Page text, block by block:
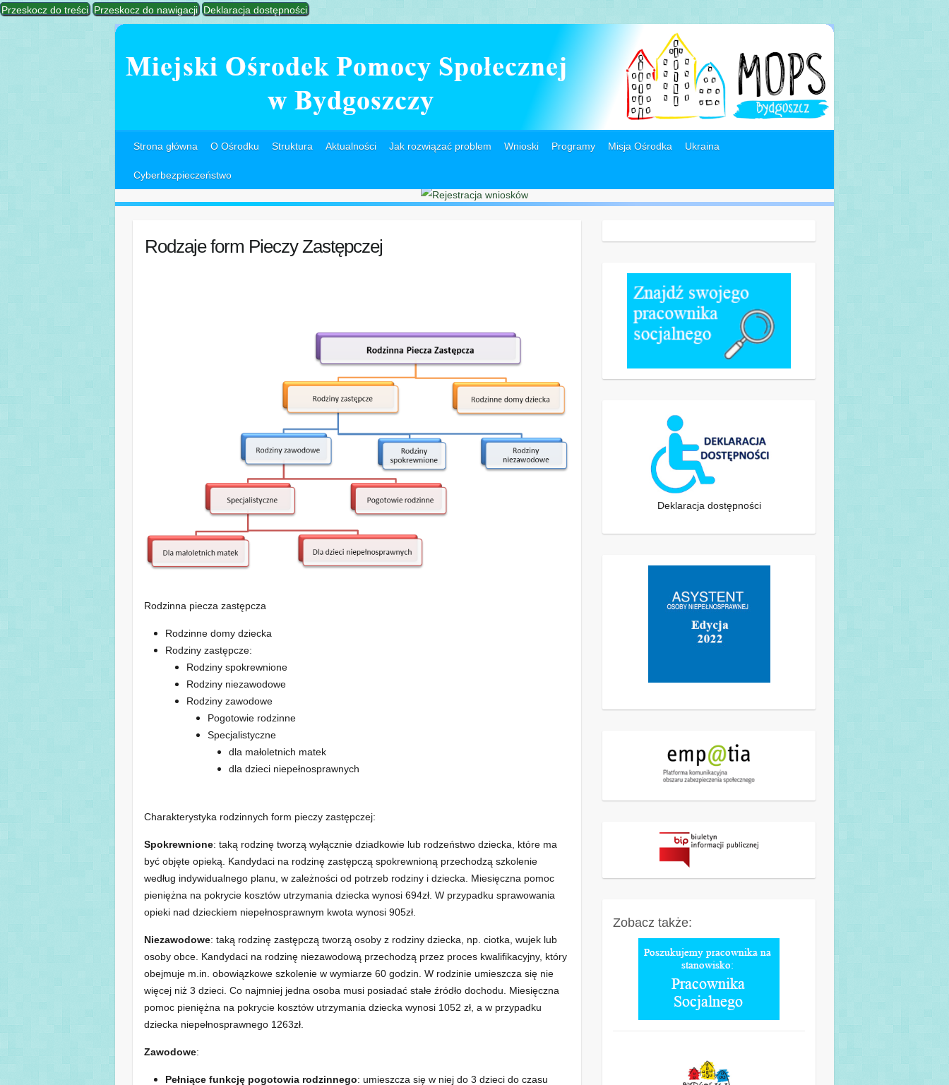
Przeskocz do treści Przeskocz do nawigacji Deklaracja dostępności
Strona główna O Ośrodku Struktura Aktualności Jak rozwiązać problem Wnioski Programy Misja Ośrodka Ukraina
Cyberbezpieczeństwo
Rodzaje form Pieczy Zastępczej
Rodzinna piecza zastępcza
Rodzinne domy dziecka
Rodziny zastępcze:
Rodziny spokrewnione
Rodziny niezawodowe
Rodziny zawodowe
Pogotowie rodzinne
Specjalistyczne
dla małoletnich matek
dla dzieci niepełnosprawnych
Charakterystyka rodzinnych form pieczy zastępczej:
Spokrewnione: taką rodzinę tworzą wyłącznie dziadkowie lub rodzeństwo dziecka, które ma
być objęte opieką. Kandydaci na rodzinę zastępczą spokrewnioną przechodzą szkolenie
według indywidualnego planu, w zależności od potrzeb rodziny i dziecka. Miesięczna pomoc
pieniężna na pokrycie kosztów utrzymania dziecka wynosi 694zł. W przypadku sprawowania
opieki nad dzieckiem niepełnosprawnym kwota wynosi 905zł.
Niezawodowe: taką rodzinę zastępczą tworzą osoby z rodziny dziecka, np. ciotka, wujek lub
osoby obce. Kandydaci na rodzinę niezawodową przechodzą przez proces kwalifikacyjny, który
obejmuje m.in. obowiązkowe szkolenie w wymiarze 60 godzin. W rodzinie umieszcza się nie
więcej niż 3 dzieci. Co najmniej jedna osoba musi posiadać stałe źródło dochodu. Miesięczna
pomoc pieniężna na pokrycie kosztów utrzymania dziecka wynosi 1052 zł, a w przypadku
dziecka niepełnosprawnego 1263zł.
Zawodowe:
Pełniące funkcję pogotowia rodzinnego: umieszcza się w niej do 3 dzieci do czasu
Deklaracja dostępności
Zobacz także: